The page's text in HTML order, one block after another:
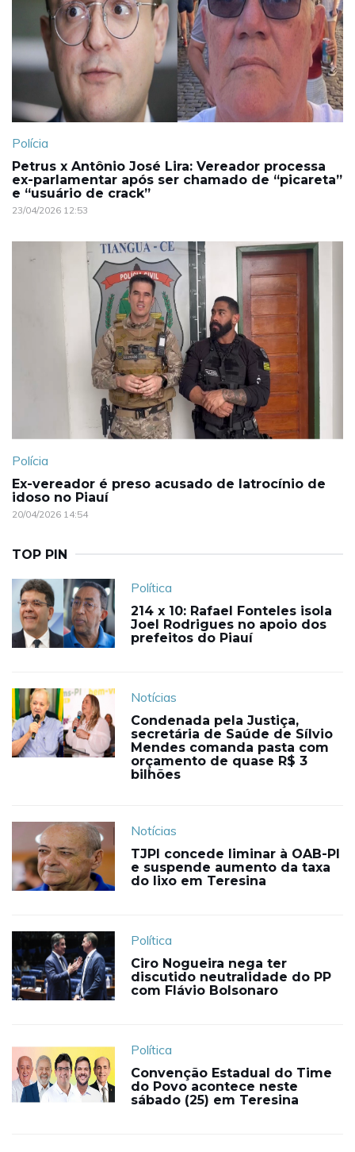
Polícia
Petrus x Antônio José Lira: Vereador processa
ex-parlamentar após ser chamado de “picareta”
e “usuário de crack”
23/04/2026 12:53
Polícia
Ex-vereador é preso acusado de latrocínio de
idoso no Piauí
20/04/2026 14:54
TOP PIN
Política
214 x 10: Rafael Fonteles isola
Joel Rodrigues no apoio dos
prefeitos do Piauí
Notícias
Condenada pela Justiça,
secretária de Saúde de Sílvio
Mendes comanda pasta com
orçamento de quase R$ 3
bilhões
Notícias
TJPI concede liminar à OAB-PI
e suspende aumento da taxa
do lixo em Teresina
Política
Ciro Nogueira nega ter
discutido neutralidade do PP
com Flávio Bolsonaro
Política
Convenção Estadual do Time
do Povo acontece neste
sábado (25) em Teresina